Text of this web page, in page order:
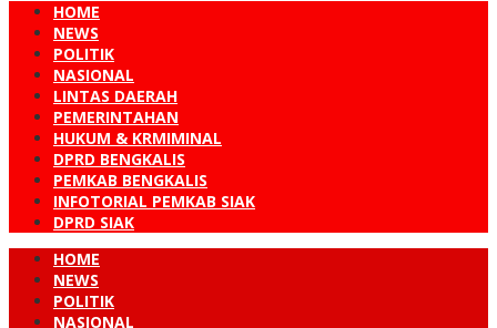
HOME
NEWS
POLITIK
NASIONAL
LINTAS DAERAH
PEMERINTAHAN
HUKUM & KRMIMINAL
DPRD BENGKALIS
PEMKAB BENGKALIS
INFOTORIAL PEMKAB SIAK
DPRD SIAK
HOME
NEWS
POLITIK
NASIONAL